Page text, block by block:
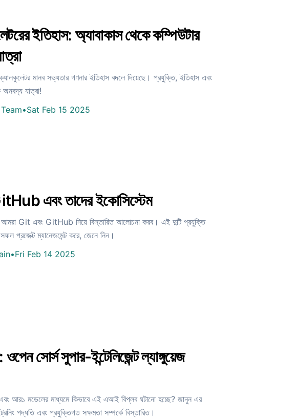
ইতিহাস: অ্যাবাকাস থেকে কম্পিউটার
মানব সভ্যতার গণনার ইতিহাস বদলে দিয়েছে। প্রযুক্তি, ইতিহাস এবং
যাত্রা!
•Sat Feb 15 2025
এবং তাদের ইকোসিস্টেম
আমরা Git এবং GitHub নিয়ে বিস্তারিত আলোচনা করব। এই দুটি প্রযুক্তি
প্রজেক্ট ম্যানেজমেন্ট করে, জেনে নিন।
•Fri Feb 14 2025
সোর্স সুপার-ইন্টেলিজেন্ট ল্যাঙ্গুয়েজ
আর১ মডেলের মাধ্যমে কিভাবে এই এআই বিপ্লব ঘটানো হচ্ছে? জানুন এর
পদ্ধতি এবং প্রযুক্তিগত সক্ষমতা সম্পর্কে বিস্তারিত।